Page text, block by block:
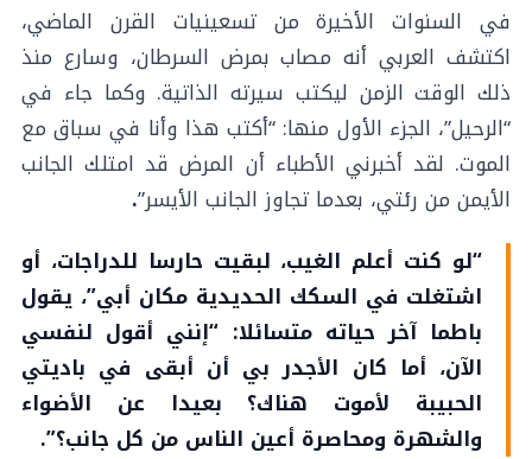
في السنوات الأخيرة من تسعينيات القرن الماضي،
اكتشف العربي أنه مصاب بمرض السرطان، وسارع منذ
ذلك الوقت الزمن ليكتب سيرته الذاتية. وكما جاء في
“الرحيل”، الجزء الأول منها: “أكتب هذا وأنا في سباق مع
الموت. لقد أخبرني الأطباء أن المرض قد امتلك الجانب
الأيمن من رئتي، بعدما تجاوز الجانب الأيسر”.
“لو كنت أعلم الغيب، لبقيت حارسا للدراجات، أو
اشتغلت في السكك الحديدية مكان أبي”، يقول
باطما آخر حياته متسائلا: “إنني أقول لنفسي
الآن، أما كان الأجدر بي أن أبقى في باديتي
الحبيبة لأموت هناك؟ بعيدا عن الأضواء
والشهرة ومحاصرة أعين الناس من كل جانب؟”.